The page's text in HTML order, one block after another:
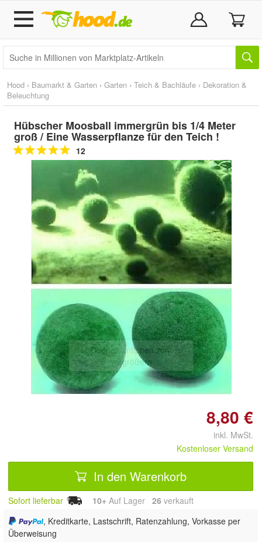
Hood › Baumarkt & Garten › Garten › Teich & Bachläufe › Dekoration &
Beleuchtung
Hübscher Moosball immergrün bis 1/4 Meter
groß / Eine Wasserpflanze für den Teich !
12
Doppelt antippen zum
vergrößern
8,80 €
inkl. MwSt.
Kostenloser Versand
In den Warenkorb
Sofort lieferbar 10+ Auf Lager 26 verkauft
, Kreditkarte, Lastschrift, Ratenzahlung, Vorkasse per
Überweisung